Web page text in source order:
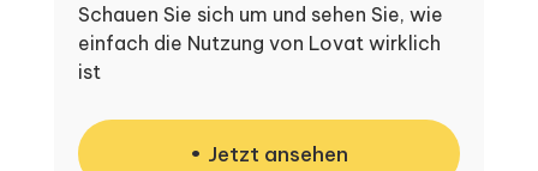
Schauen Sie sich um und sehen Sie, wie
einfach die Nutzung von Lovat wirklich
ist
Jetzt ansehen